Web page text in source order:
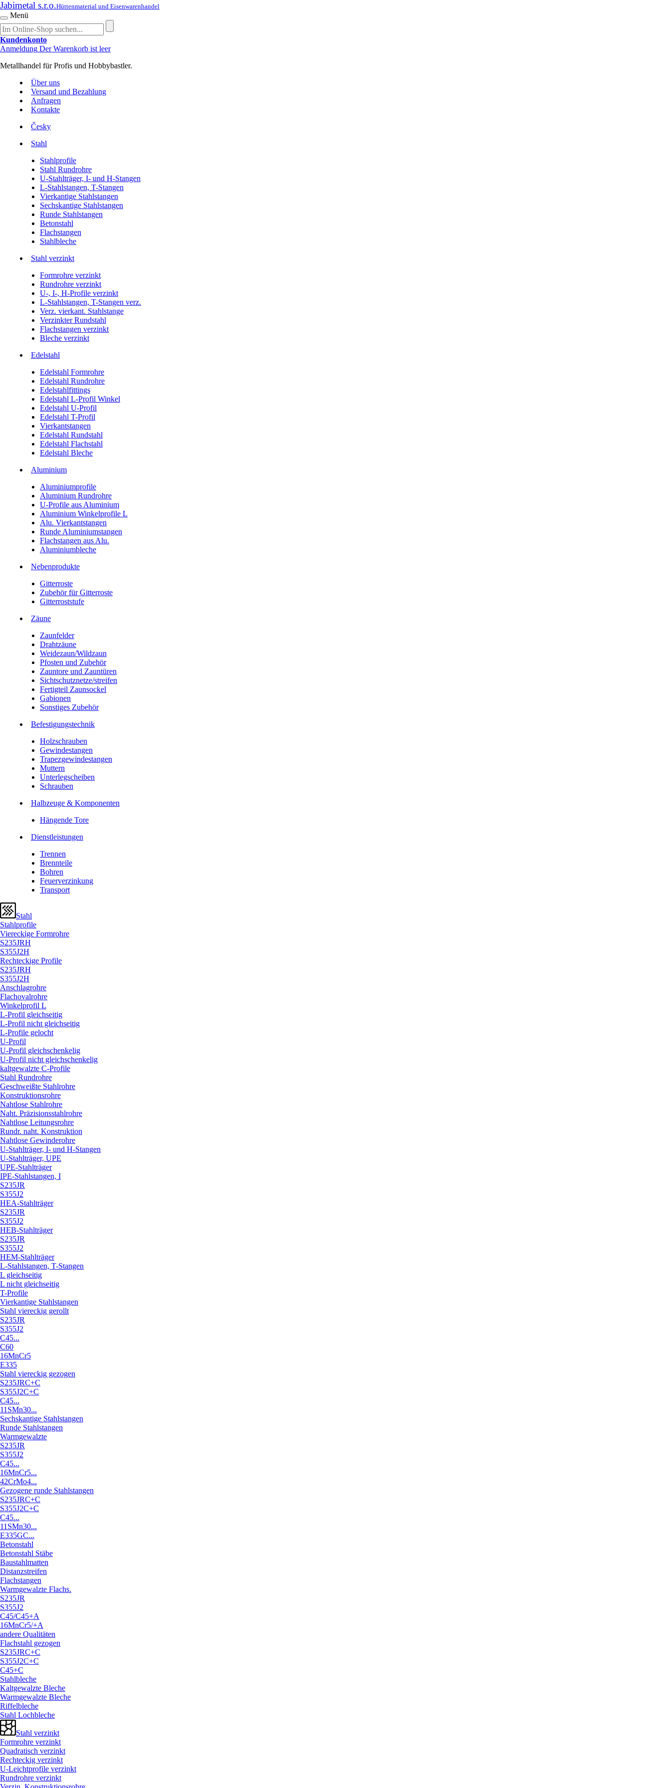
Jabimetal s.r.o.Hüttenmaterial und Eisenwarenhandel
Menü
Kundenkonto
Anmeldung Der Warenkorb ist leer
Metallhandel für Profis und Hobbybastler.
Über uns
Versand und Bezahlung
Anfragen
Kontakte
Česky
Stahl
Stahlprofile
Stahl Rundrohre
U-Stahlträger, I- und H-Stangen
L-Stahlstangen, T-Stangen
Vierkantige Stahlstangen
Sechskantige Stahlstangen
Runde Stahlstangen
Betonstahl
Flachstangen
Stahlbleche
Stahl verzinkt
Formrohre verzinkt
Rundrohre verzinkt
U-, I-, H-Profile verzinkt
L-Stahlstangen, T-Stangen verz.
Verz. vierkant. Stahlstange
Verzinkter Rundstahl
Flachstangen verzinkt
Bleche verzinkt
Edelstahl
Edelstahl Formrohre
Edelstahl Rundrohre
Edelstahlfittings
Edelstahl L-Profil Winkel
Edelstahl U-Profil
Edelstahl T-Profil
Vierkantstangen
Edelstahl Rundstahl
Edelstahl Flachstahl
Edelstahl Bleche
Aluminium
Aluminiumprofile
Aluminium Rundrohre
U-Profile aus Aluminium
Aluminium Winkelprofile L
Alu. Vierkantstangen
Runde Aluminiumstangen
Flachstangen aus Alu.
Aluminiumbleche
Nebenprodukte
Gitterroste
Zubehör für Gitterroste
Gitterroststufe
Zäune
Zaunfelder
Drahtzäune
Weidezaun/Wildzaun
Pfosten und Zubehör
Zauntore und Zauntüren
Sichtschutznetze/streifen
Fertigteil Zaunsockel
Gabionen
Sonstiges Zubehör
Befesti­gungstechnik
Holzschrauben
Gewindestangen
Trapezgewindestangen
Muttern
Unterlegscheiben
Schrauben
Halbzeuge & Komponenten
Hängende Tore
Dienstleistungen
Trennen
Brennteile
Bohren
Feuerverzinkung
Transport
Stahl
Stahlprofile
Viereckige Formrohre
S235JRH
S355J2H
Rechteckige Profile
S235JRH
S355J2H
Anschlagrohre
Flachovalrohre
Winkelprofil L
L-Profil gleichseitig
L-Profil nicht gleichseitig
L-Profile gelocht
U-Profil
U-Profil gleichschenkelig
U-Profil nicht gleichschenkelig
kaltgewalzte C-Profile
Stahl Rundrohre
Geschweißte Stahlrohre
Konstruktionsrohre
Nahtlose Stahlrohre
Naht. Präzisionsstahlrohre
Nahtlose Leitungsrohre
Rundr. naht. Konstruktion
Nahtlose Gewinderohre
U-Stahlträger, I- und H-Stangen
U-Stahlträger, UPE
UPE-Stahlträger
IPE-Stahlstangen, I
S235JR
S355J2
HEA-Stahlträger
S235JR
S355J2
HEB-Stahlträger
S235JR
S355J2
HEM-Stahlträger
L-Stahlstangen, T-Stangen
L gleichseitig
L nicht gleichseitig
T-Profile
Vierkantige Stahlstangen
Stahl viereckig gerollt
S235JR
S355J2
C45...
C60
16MnCr5
E335
Stahl viereckig gezogen
S235JRC+C
S355J2C+C
C45...
11SMn30...
Sechskantige Stahlstangen
Runde Stahlstangen
Warmgewalzte
S235JR
S355J2
C45...
16MnCr5...
42CrMo4...
Gezogene runde Stahlstangen
S235JRC+C
S355J2C+C
C45...
11SMn30...
E335GC...
Betonstahl
Betonstahl Stäbe
Baustahlmatten
Distanzstreifen
Flachstangen
Warmgewalzte Flachs.
S235JR
S355J2
C45/C45+A
16MnCr5/+A
andere Qualitäten
Flachstahl gezogen
S235JRC+C
S355J2C+C
C45+C
Stahlbleche
Kaltgewalzte Bleche
Warmgewalzte Bleche
Riffelbleche
Stahl Lochbleche
Stahl verzinkt
Formrohre verzinkt
Quadratisch verzinkt
Rechteckig verzinkt
U-Leichtprofile verzinkt
Rundrohre verzinkt